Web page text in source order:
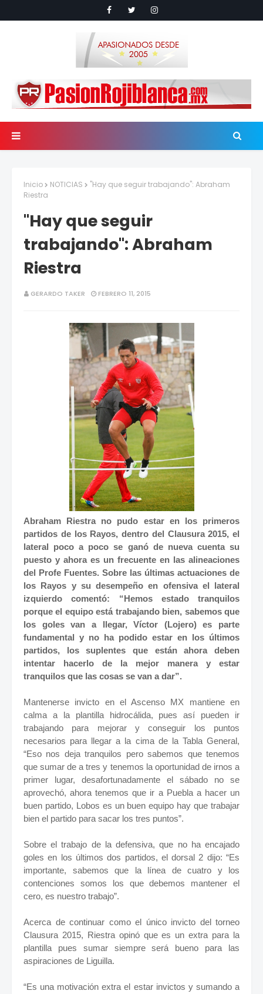
Inicio NOTICIAS
"Hay que seguir trabajando": Abraham
Riestra
"Hay que seguir
trabajando": Abraham
Riestra
GERARDO TAKER FEBRERO 11, 2015
Abraham Riestra no pudo estar en los primeros
partidos de los Rayos, dentro del Clausura 2015, el
lateral poco a poco se ganó de nueva cuenta su
puesto y ahora es un frecuente en las alineaciones
del Profe Fuentes. Sobre las últimas actuaciones de
los Rayos y su desempeño en ofensiva el lateral
izquierdo comentó: “Hemos estado tranquilos
porque el equipo está trabajando bien, sabemos que
los goles van a llegar, Víctor (Lojero) es parte
fundamental y no ha podido estar en los últimos
partidos, los suplentes que están ahora deben
intentar hacerlo de la mejor manera y estar
tranquilos que las cosas se van a dar”.
Mantenerse invicto en el Ascenso MX mantiene en
calma a la plantilla hidrocálida, pues así pueden ir
trabajando para mejorar y conseguir los puntos
necesarios para llegar a la cima de la Tabla General,
“Eso nos deja tranquilos pero sabemos que tenemos
que sumar de a tres y tenemos la oportunidad de irnos a
primer lugar, desafortunadamente el sábado no se
aprovechó, ahora tenemos que ir a Puebla a hacer un
buen partido, Lobos es un buen equipo hay que trabajar
bien el partido para sacar los tres puntos”.
Sobre el trabajo de la defensiva, que no ha encajado
goles en los últimos dos partidos, el dorsal 2 dijo: “Es
importante, sabemos que la línea de cuatro y los
contenciones somos los que debemos mantener el
cero, es nuestro trabajo”.
Acerca de continuar como el único invicto del torneo
Clausura 2015, Riestra opinó que es un extra para la
plantilla pues sumar siempre será bueno para las
aspiraciones de Liguilla.
“Es una motivación extra el estar invictos y sumando a